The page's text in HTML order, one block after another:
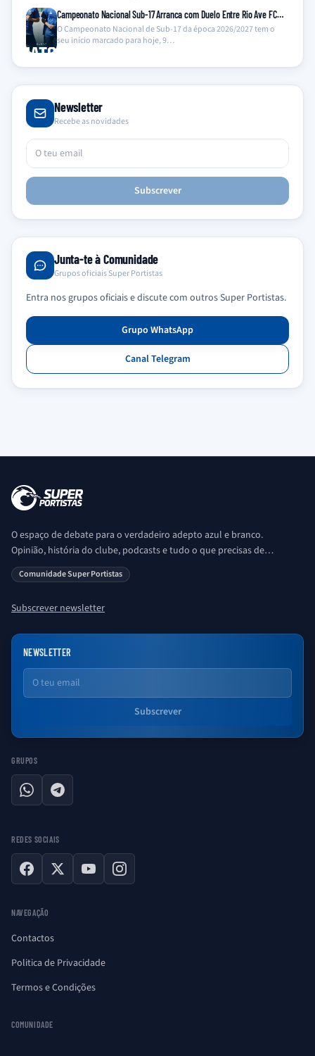
Campeonato Nacional Sub-17 Arranca com Duelo Entre Rio Ave FC…
O Campeonato Nacional de Sub-17 da época 2026/2027 tem o
seu início marcado para hoje, 9…
Newsletter
Recebe as novidades
Subscrever
Junta-te à Comunidade
Grupos oficiais Super Portistas
Entra nos grupos oficiais e discute com outros Super Portistas.
Grupo WhatsApp
Canal Telegram
O espaço de debate para o verdadeiro adepto azul e branco.
Opinião, história do clube, podcasts e tudo o que precisas de
saber sobre o universo Porto. Ser Porto é aqui!
Comunidade Super Portistas
Subscrever newsletter
NEWSLETTER
Email
Subscrever
GRUPOS
WhatsAppTelegram
REDES SOCIAIS
Facebook
X YouTubeInstagram
NAVEGAÇÃO
Contactos
Politica de Privacidade
Termos e Condições
COMUNIDADE